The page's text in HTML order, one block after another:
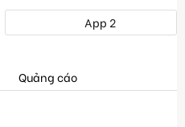
App 2
Quảng cáo